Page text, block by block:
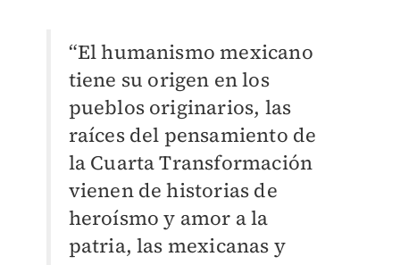
“El humanismo mexicano
tiene su origen en los
pueblos originarios, las
raíces del pensamiento de
la Cuarta Transformación
vienen de historias de
heroísmo y amor a la
patria, las mexicanas y